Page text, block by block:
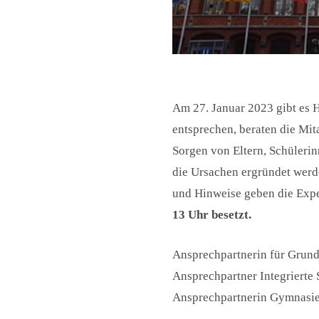
Am 27. Januar 2023 gibt es
entsprechen, beraten die
Sorgen von Eltern,
die Ursachen ergründet
und Hinweise geben die
13 Uhr besetzt.
Ansprechpartnerin für
Ansprechpartner Integrierte
Ansprechpartnerin